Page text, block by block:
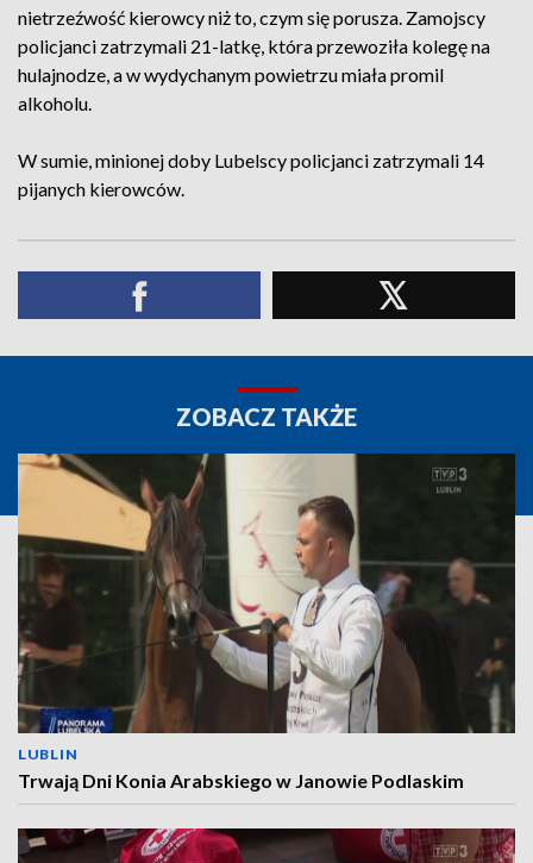
nietrzeźwość kierowcy niż to, czym się porusza. Zamojscy
policjanci zatrzymali 21-latkę, która przewoziła kolegę na
hulajnodze, a w wydychanym powietrzu miała promil
alkoholu.
W sumie, minionej doby Lubelscy policjanci zatrzymali 14
pijanych kierowców.
ZOBACZ TAKŻE
LUBLIN
Trwają Dni Konia Arabskiego w Janowie Podlaskim